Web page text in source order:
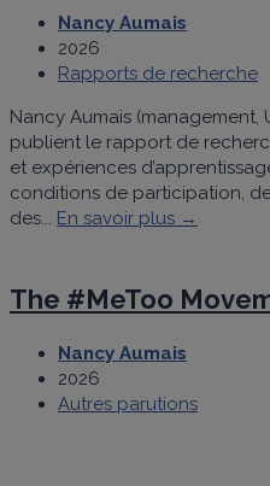
Nancy Aumais
2026
Rapports de recherche
Nancy Aumais (management,
publient le rapport de
et expériences
conditions de participation,
des... En savoir plus →
The #MeToo
Nancy Aumais
2026
Autres parutions